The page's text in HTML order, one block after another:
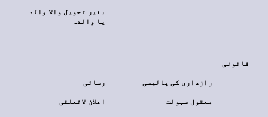
بغیر تحویل والا والد
یا والدہ
قانونی
رسائی رازداری کی پالیسی
اعلان لاتعلقی معقول سہولت